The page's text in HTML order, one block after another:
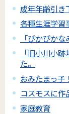
成年年齢引き
各種生涯学習
「ぴかぴか
「旧小川小
た。
おみたまっ子
コスモスに作
家庭教育